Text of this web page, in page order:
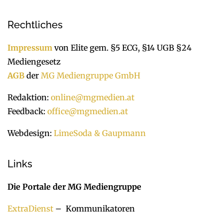
Rechtliches
Impressum von Elite gem. §5 ECG, §14 UGB §24
Mediengesetz
AGB der MG Mediengruppe GmbH
Redaktion: online@mgmedien.at
Feedback: office@mgmedien.at
Webdesign: LimeSoda & Gaupmann
Links
Die Portale der MG Mediengruppe
ExtraDienst – Kommunikatoren